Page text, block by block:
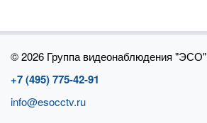
©2026 Группа видеонаблюдения "ЭСО"
+7 (495) 775-42-91
info@esocctv.ru